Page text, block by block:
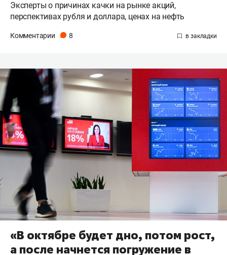
Эксперты о причинах качки на рынке акций,
перспективах рубля и доллара, ценах на нефть
Комментарии 8
«В октябре будет дно, потом рост,
а после начнется погружение в